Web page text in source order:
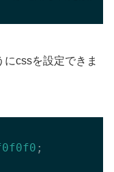
cssを設定できま
;